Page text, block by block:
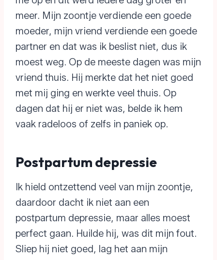
meer. Mijn zoontje verdiende een goede
moeder, mijn vriend verdiende een goede
partner en dat was ik beslist niet, dus ik
moest weg. Op de meeste dagen was mijn
vriend thuis. Hij merkte dat het niet goed
met mij ging en werkte veel thuis. Op
dagen dat hij er niet was, belde ik hem
vaak radeloos of zelfs in paniek op.
Postpartum depressie
Ik hield ontzettend veel van mijn zoontje,
daardoor dacht ik niet aan een
postpartum depressie, maar alles moest
perfect gaan. Huilde hij, was dit mijn fout.
Sliep hij niet goed, lag het aan mijn